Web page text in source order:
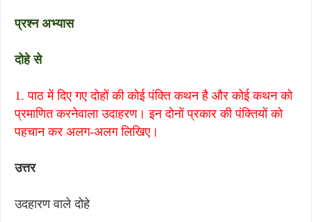
प्रश्न अभ्यास
दोहे से
1. पाठ में दिए गए दोहों की कोई पंक्ति कथन है और कोई कथन को
प्रमाणित करनेवाला उदाहरण। इन दोनों प्रकार की पंक्तियों को
पहचान कर अलग-अलग लिखिए।
उत्तर
उदहारण वाले दोहे